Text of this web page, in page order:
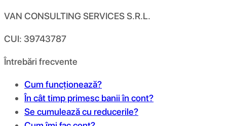
VAN CONSULTING SERVICES S.R.L.
CUI: 39743787
Întrebări frecvente
Cum funcționează?
În cât timp primesc banii în cont?
Se cumulează cu reducerile?